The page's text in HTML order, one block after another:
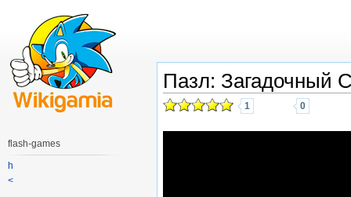
Пазл: Загадочный
1 0
flash-games
h
<